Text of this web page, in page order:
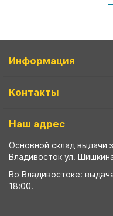
Информация
Контакты
Наш адрес
Основной склад выдачи
Владивосток ул.
Во Владивостоке:
18:00.